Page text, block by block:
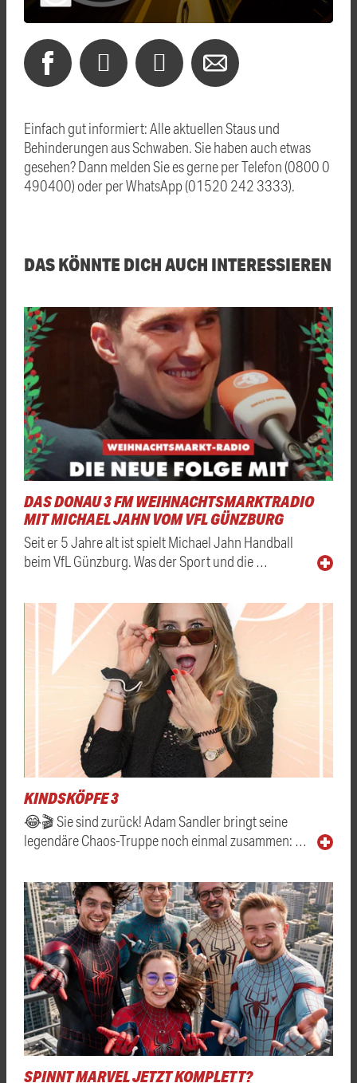
Einfach gut informiert: Alle aktuellen Staus und
Behinderungen aus Schwaben. Sie haben auch etwas
gesehen? Dann melden Sie es gerne per Telefon (0800 0
490400) oder per WhatsApp (01520 242 3333).
DAS KÖNNTE DICH AUCH INTERESSIEREN
DAS DONAU 3 FM WEIHNACHTSMARKTRADIO
MIT MICHAEL JAHN VOM VFL GÜNZBURG
Seit er 5 Jahre alt ist spielt Michael Jahn Handball
beim VfL Günzburg. Was der Sport und die …
KINDSKÖPFE 3
😂🎬 Sie sind zurück! Adam Sandler bringt seine
legendäre Chaos-Truppe noch einmal zusammen: …
SPINNT MARVEL JETZT KOMPLETT?